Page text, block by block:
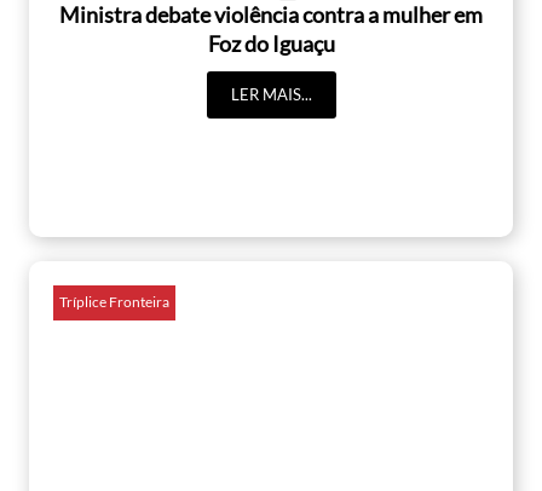
Ministra debate violência contra a mulher em
Foz do Iguaçu
LER MAIS...
Tríplice Fronteira